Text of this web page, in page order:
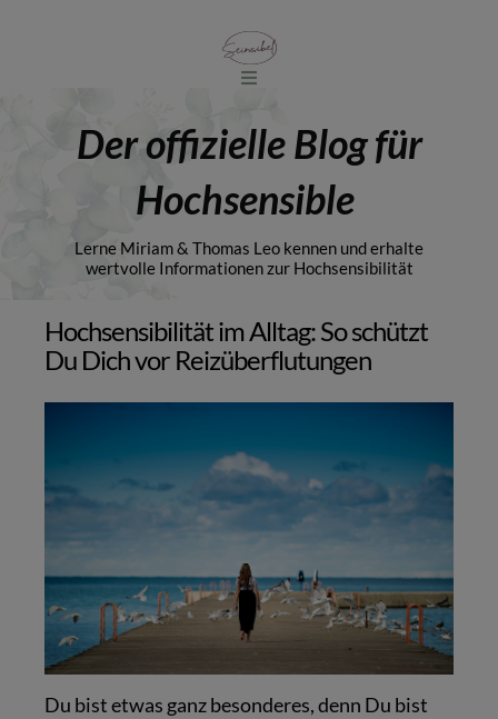
Der offizielle Blog für
Hochsensible
Lerne Miriam & Thomas Leo kennen und erhalte
wertvolle Informationen zur Hochsensibilität
Hochsensibilität im Alltag: So schützt
Du Dich vor Reizüberflutungen
Du bist etwas ganz besonderes, denn Du bist